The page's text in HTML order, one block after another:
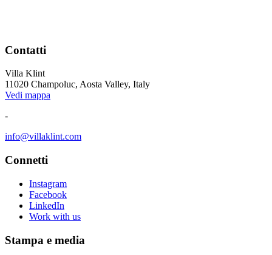
Contatti
Villa Klint
11020 Champoluc, Aosta Valley, Italy
Vedi mappa
-
info@villaklint.com
Connetti
Instagram
Facebook
LinkedIn
Work with us
Stampa e media